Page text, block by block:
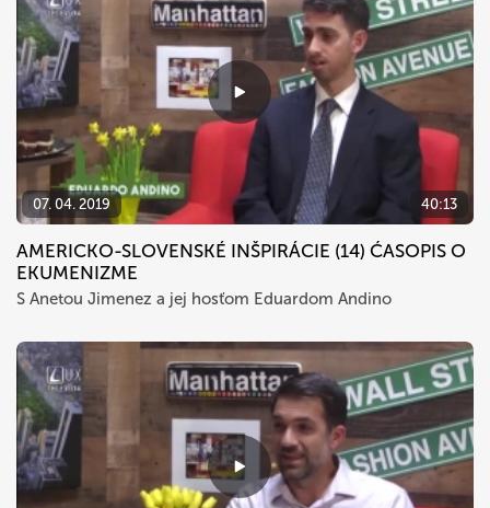
07. 04. 2019 40:13
AMERICKO-SLOVENSKÉ INŠPIRÁCIE (14) ĆASOPIS O
EKUMENIZME
S Anetou Jimenez a jej hosťom Eduardom Andino